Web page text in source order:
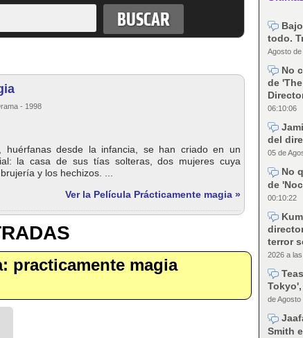
- 1998
huérfanas desde la infancia, se han criado en un
la casa de sus tías solteras, dos mujeres cuya
y los hechizos. ...
Ver la Película Prácticamente magia »
practicamente magia
todo.
Agosto
No
de
06:10:06
del
05 de
No
de
00:10:22
terror
2026 a
de
Smith